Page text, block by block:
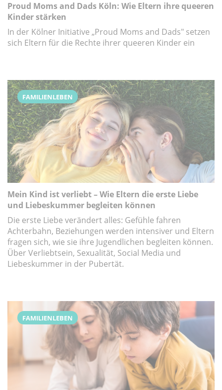
Proud Moms and Dads Köln: Wie Eltern ihre queeren
Kinder stärken
In der Kölner Initiative „Proud Moms and Dads" setzen
sich Eltern für die Rechte ihrer queeren Kinder ein
FAMILIENLEBEN
Mein Kind ist verliebt – Wie Eltern die erste Liebe
und Liebeskummer begleiten können
Die erste Liebe verändert alles: Gefühle fahren
Achterbahn, Beziehungen werden intensiver und Eltern
fragen sich, wie sie ihre Jugendlichen begleiten können.
Über Verliebtsein, Sexualität, Social Media und
Liebeskummer in der Pubertät.
FAMILIENLEBEN